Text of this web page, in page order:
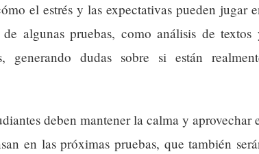
el estrés y las expectativas pueden jugar
algunas pruebas, como análisis de textos
generando dudas sobre si están
deben mantener la calma y aprovechar
en las próximas pruebas, que también